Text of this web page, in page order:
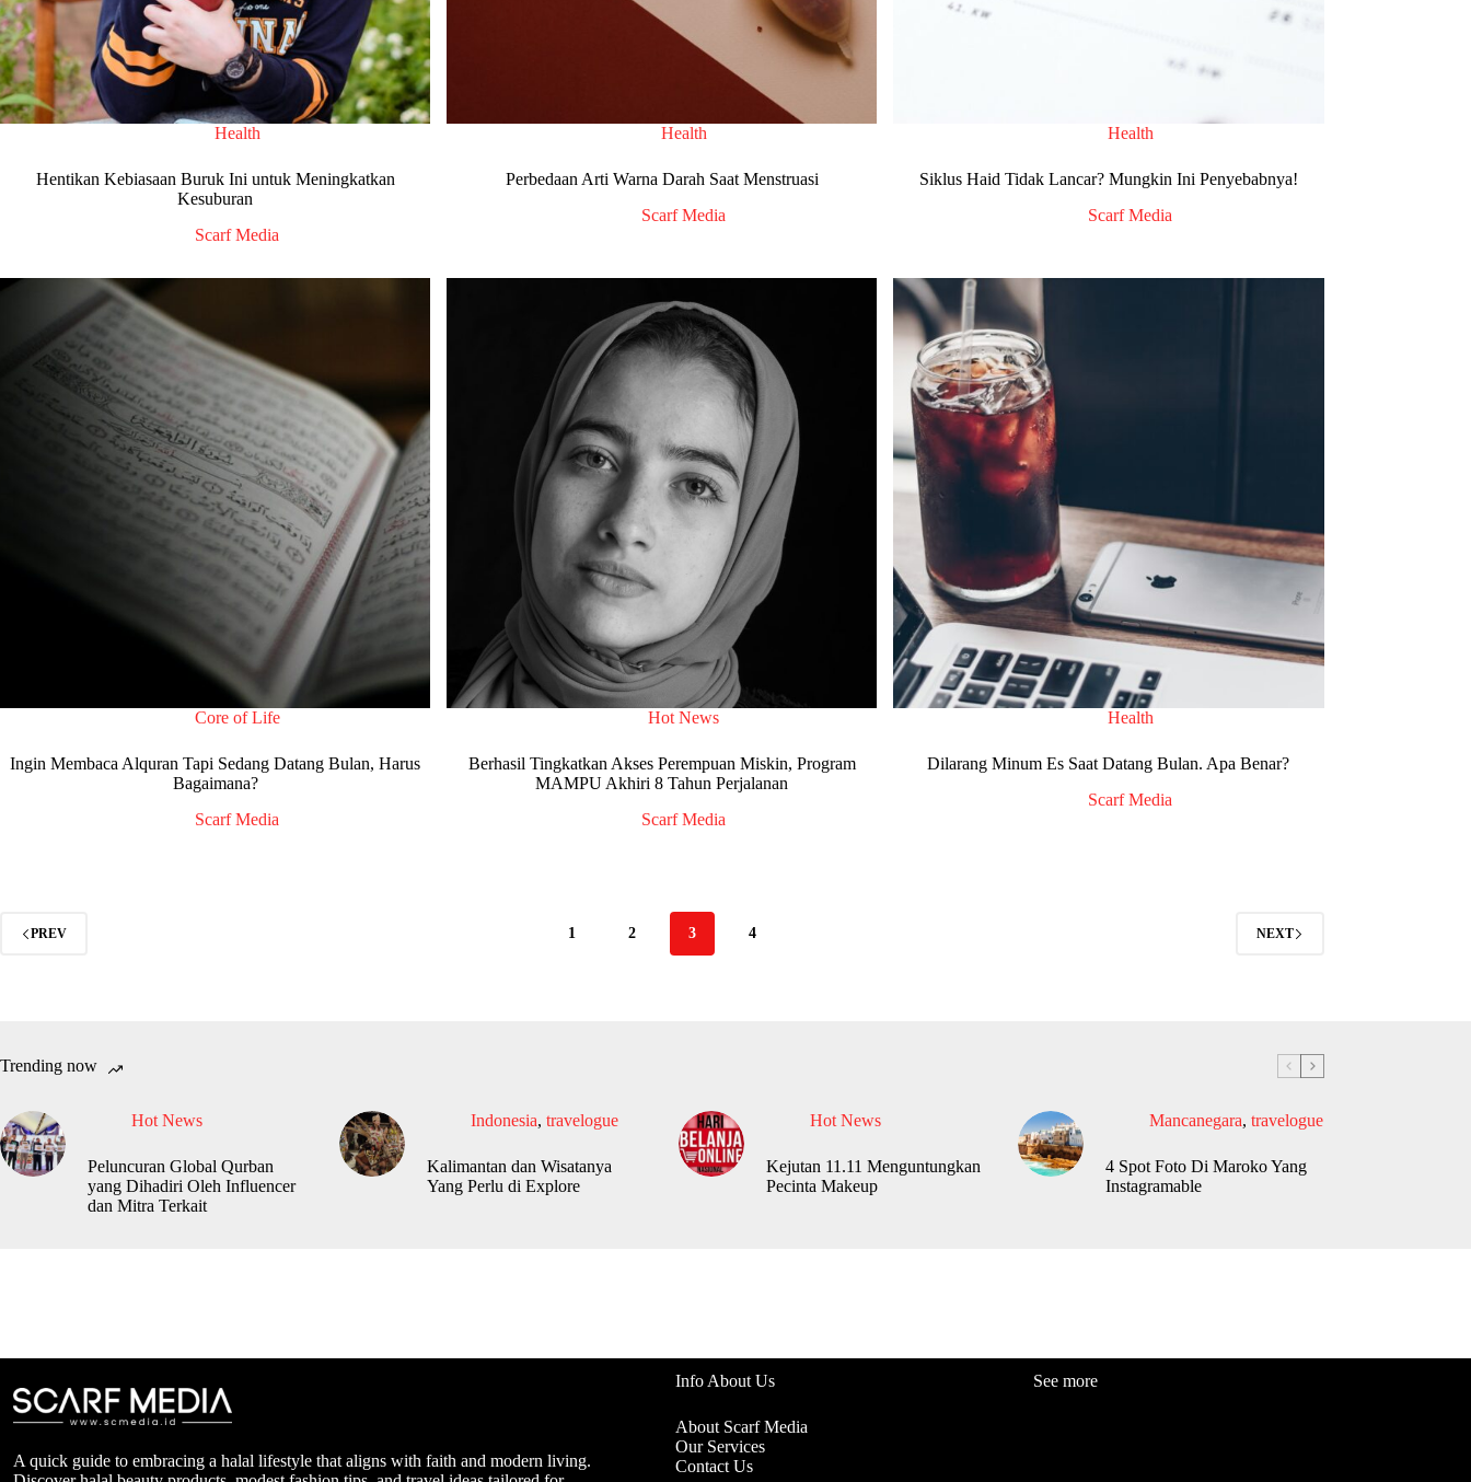
Health
Hentikan Kebiasaan Buruk Ini untuk Meningkatkan
Kesuburan
Scarf Media
Health
Perbedaan Arti Warna Darah Saat Menstruasi
Scarf Media
Health
Siklus Haid Tidak Lancar? Mungkin Ini Penyebabnya!
Scarf Media
Core of Life
Ingin Membaca Alquran Tapi Sedang Datang Bulan, Harus
Bagaimana?
Scarf Media
Hot News
Berhasil Tingkatkan Akses Perempuan Miskin, Program
MAMPU Akhiri 8 Tahun Perjalanan
Scarf Media
Health
Dilarang Minum Es Saat Datang Bulan. Apa Benar?
Scarf Media
PREV 1 2 3 4 NEXT
Trending now
Hot News
Peluncuran Global Qurban
yang Dihadiri Oleh Influencer
dan Mitra Terkait
Indonesia, travelogue
Kalimantan dan Wisatanya
Yang Perlu di Explore
Hot News
Kejutan 11.11 Menguntungkan
Pecinta Makeup
Mancanegara, travelogue
4 Spot Foto Di Maroko Yang
Instagramable
A quick guide to embracing a halal lifestyle that aligns with faith and modern living.
Info About Us
About Scarf Media
Our Services
Contact Us
See more